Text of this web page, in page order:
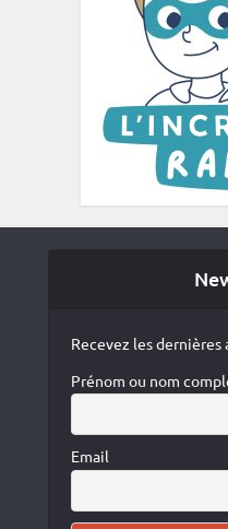
Recevez les
Prénom ou nom
Email